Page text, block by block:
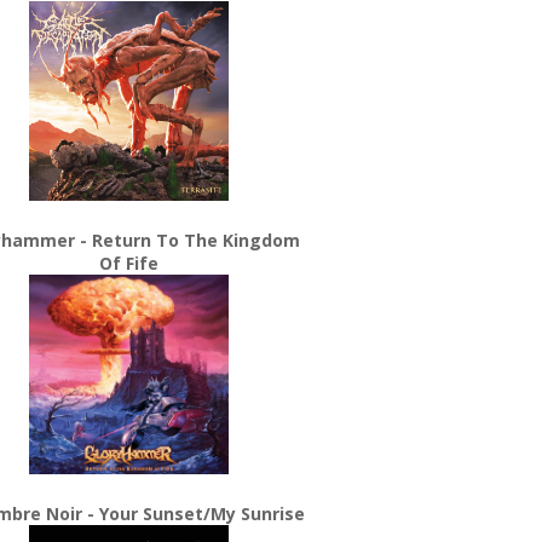
- Return To The Kingdom
Of Fife
Noir - Your Sunset/My Sunrise